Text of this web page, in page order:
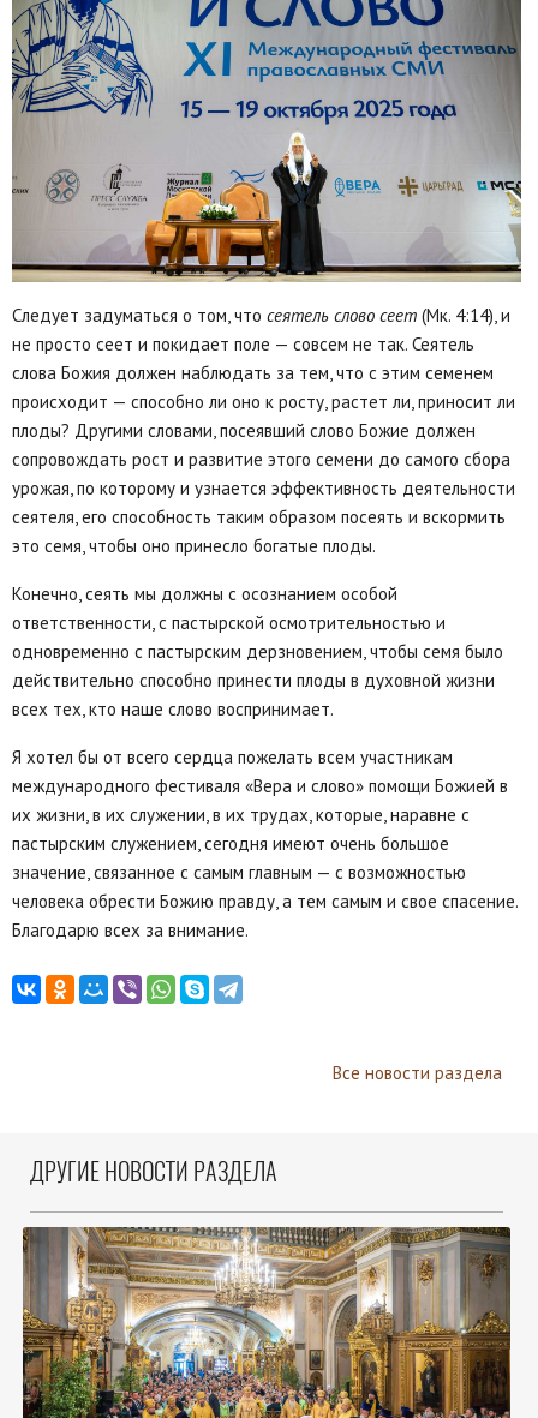
Следует задуматься о том, что сеятель слово сеет (Мк. 4:14), и
не просто сеет и покидает поле — совсем не так. Сеятель
слова Божия должен наблюдать за тем, что с этим семенем
происходит — способно ли оно к росту, растет ли, приносит ли
плоды? Другими словами, посеявший слово Божие должен
сопровождать рост и развитие этого семени до самого сбора
урожая, по которому и узнается эффективность деятельности
сеятеля, его способность таким образом посеять и вскормить
это семя, чтобы оно принесло богатые плоды.
Конечно, сеять мы должны с осознанием особой
ответственности, с пастырской осмотрительностью и
одновременно с пастырским дерзновением, чтобы семя было
действительно способно принести плоды в духовной жизни
всех тех, кто наше слово воспринимает.
Я хотел бы от всего сердца пожелать всем участникам
международного фестиваля «Вера и слово» помощи Божией в
их жизни, в их служении, в их трудах, которые, наравне с
пастырским служением, сегодня имеют очень большое
значение, связанное с самым главным — с возможностью
человека обрести Божию правду, а тем самым и свое спасение.
Благодарю всех за внимание.
Все новости раздела
ДРУГИЕ НОВОСТИ РАЗДЕЛА